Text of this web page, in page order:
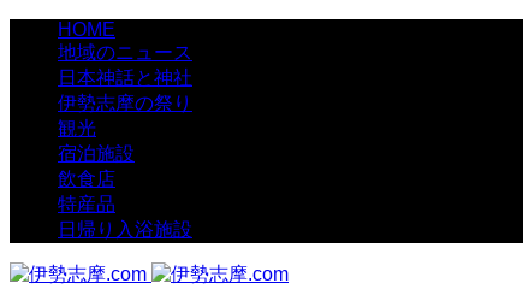
HOME
地域のニュース
日本神話と神社
伊勢志摩の祭り
観光
宿泊施設
飲食店
特産品
日帰り入浴施設